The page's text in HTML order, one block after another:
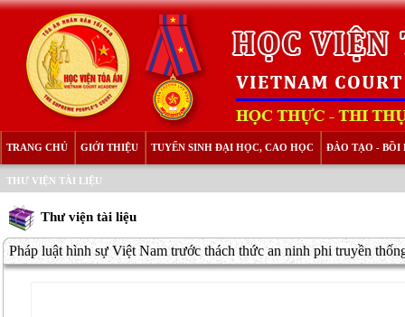
TRANG CHỦ GIỚI THIỆU TUYỂN SINH ĐẠI HỌC, CAO HỌC ĐÀO TẠO - BỒI
THƯ VIỆN TÀI LIỆU
Thư viện tài liệu
Pháp luật hình sự Việt Nam trước thách thức an ninh phi truyền